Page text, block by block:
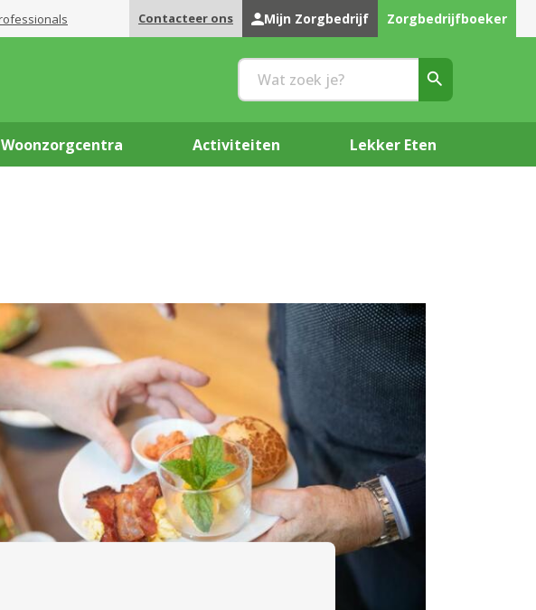
Contacteer ons Mijn Zorgbedrijf Zorgbedrijfboeker
Woonzorgcentra Activiteiten Lekker Eten